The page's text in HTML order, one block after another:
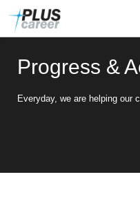
Progress &
Everyday, we are helping our